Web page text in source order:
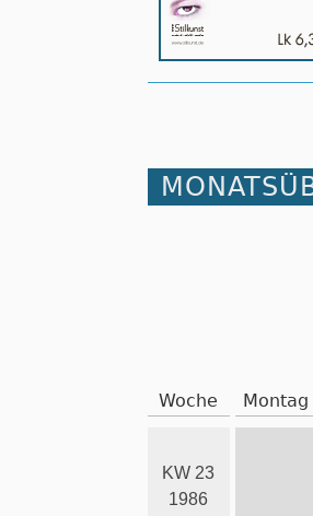
Woche Montag
KW 23
1986